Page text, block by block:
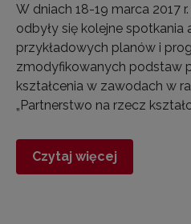
W dniach 18-19 marca 2017
odbyły się kolejne
przykładowych planów i
zmodyfikowanych podstaw
kształcenia w zawodach w
„Partnerstwo na rzecz
Czytaj więcej